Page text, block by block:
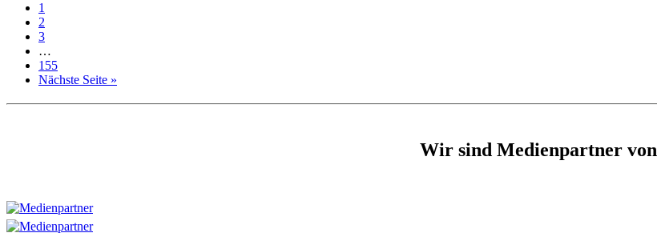
1
2
3
…
155
Nächste Seite »
Wir sind Medienpartner von